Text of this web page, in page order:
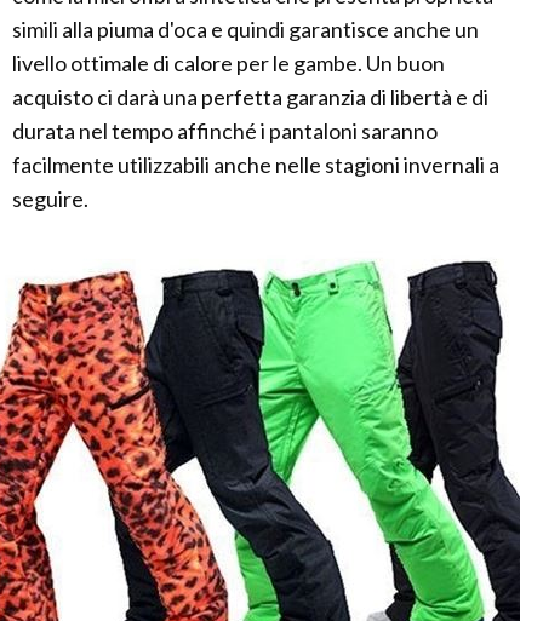
simili alla piuma d'oca e quindi garantisce anche un
livello ottimale di calore per le gambe. Un buon
acquisto ci darà una perfetta garanzia di libertà e di
durata nel tempo affinché i pantaloni saranno
facilmente utilizzabili anche nelle stagioni invernali a
seguire.